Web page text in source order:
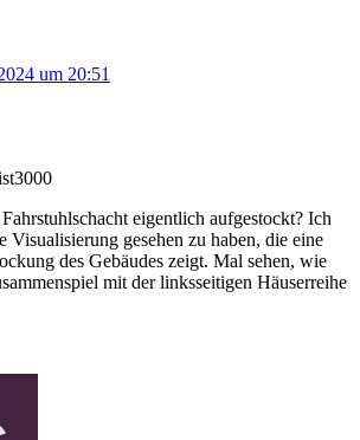
um 20:51
eigentlich aufgestockt? Ich
Visualisierung gesehen zu haben, die eine
des Gebäudes zeigt. Mal sehen, wie
mit der linksseitigen Häuserreihe